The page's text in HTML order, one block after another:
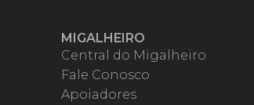
MIGALHEIRO
Central do Migalheiro
Fale Conosco
Apoiadores